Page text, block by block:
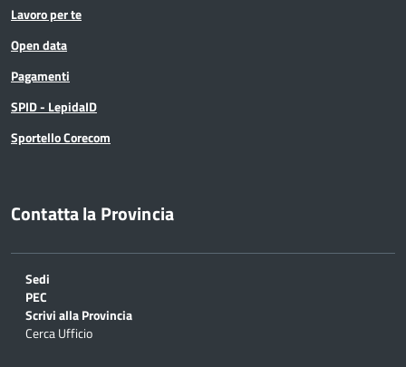
Lavoro per te
Open data
Pagamenti
SPID - LepidaID
Sportello Corecom
Contatta la Provincia
Sedi
PEC
Scrivi alla Provincia
Cerca Ufficio